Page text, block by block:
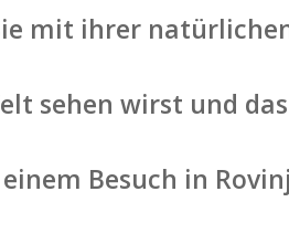
mit ihrer
sehen wirst und
Besuch in